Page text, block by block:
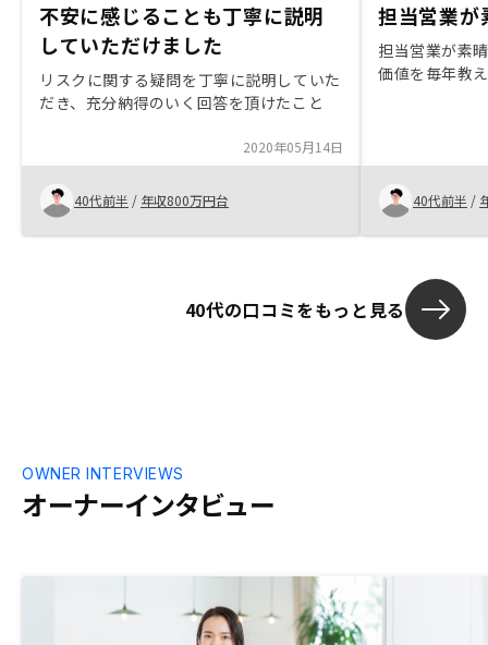
不安に感じることも丁寧に説明
していただけました
リスクに関する疑問を丁寧に説明していた
だき、充分納得のいく回答を頂けたこと
2020年05月14日
40代前半 / 年収800万円台
担当営業が
担当営業が素
価値を毎年教
40代前半 /
40代の口コミをもっと見る
オーナーインタビュー
OWNER INTERVIEWS